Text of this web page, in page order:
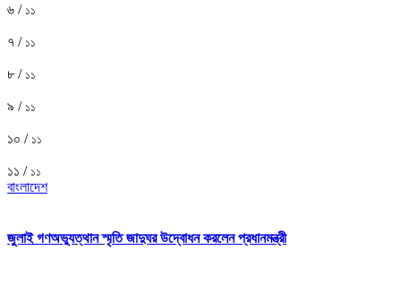
৬ / ১১
৭ / ১১
৮ / ১১
৯ / ১১
১০ / ১১
১১ / ১১
বাংলাদেশ
জুলাই গণঅভ্যুত্থান স্মৃতি জাদুঘর উদ্বোধন করলেন প্রধানমন্ত্রী